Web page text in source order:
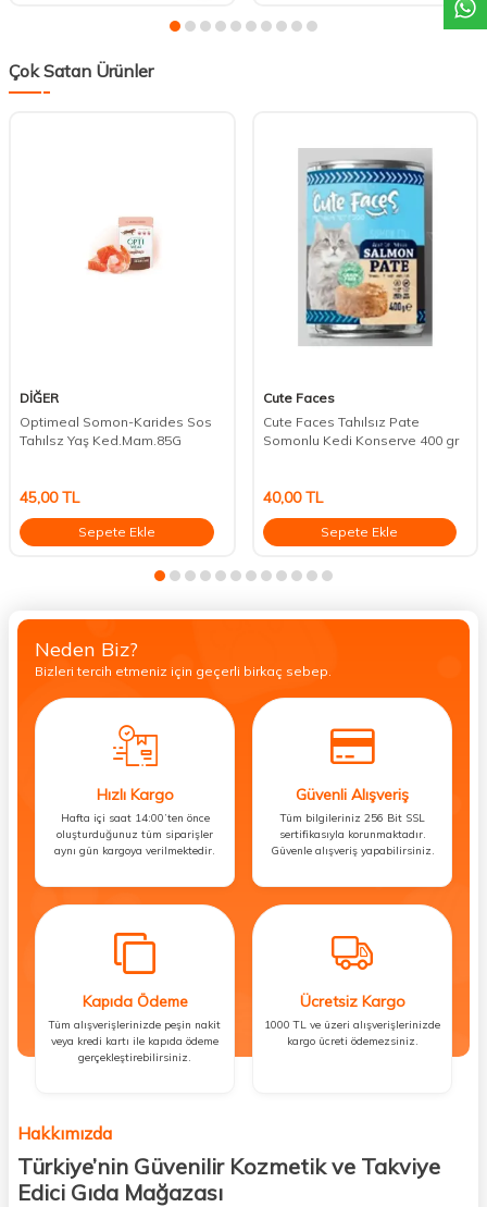
Çok Satan Ürünler
DİĞER
Optimeal Somon-Karides Sos
Tahılsz Yaş Ked.Mam.85G
45,00TL
Sepete Ekle
Cute Faces
Cute Faces Tahılsız Pate
Somonlu Kedi Konserve 400 gr
40,00TL
Sepete Ekle
Neden Biz?
Bizleri tercih etmeniz için geçerli birkaç sebep.
Hızlı Kargo
Hafta içi saat 14:00’ten önce
oluşturduğunuz tüm siparişler
aynı gün kargoya verilmektedir.
Güvenli Alışveriş
Tüm bilgileriniz 256 Bit SSL
sertifikasıyla korunmaktadır.
Güvenle alışveriş yapabilirsiniz.
Kapıda Ödeme
Tüm alışverişlerinizde peşin nakit
veya kredi kartı ile kapıda ödeme
gerçekleştirebilirsiniz.
Ücretsiz Kargo
1000 TL ve üzeri alışverişlerinizde
kargo ücreti ödemezsiniz.
Hakkımızda
Türkiye’nin Güvenilir Kozmetik ve Takviye
Edici Gıda Mağazası